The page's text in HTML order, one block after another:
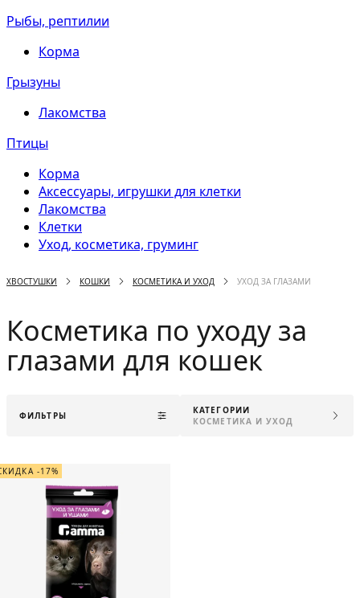
Рыбы, рептилии
Корма
Грызуны
Лакомства
Птицы
Корма
Аксессуары, игрушки для клетки
Лакомства
Клетки
Уход, косметика, груминг
ХВОСТУШКИ КОШКИ КОСМЕТИКА И УХОД УХОД ЗА ГЛАЗАМИ
Косметика по уходу за
глазами для кошек
ФИЛЬТРЫ
КАТЕГОРИИ
КОСМЕТИКА И УХОД
-17%